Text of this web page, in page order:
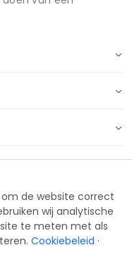
om de website correct
wij analytische
te meten met als
Cookiebeleid ·